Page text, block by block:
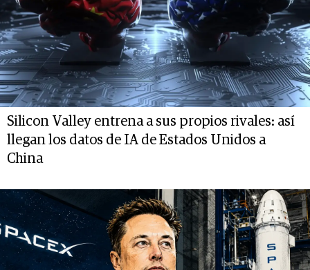
Silicon Valley entrena a sus propios rivales: así
llegan los datos de IA de Estados Unidos a
China